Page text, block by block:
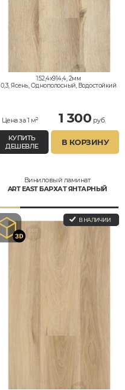
152,4x914,4, 2мм
0,3, Ясень, Однополосный, Водостойкий
Цена за 1 м² 1 300 руб.
КУПИТЬ
ДЕШЕВЛЕ
В КОРЗИНУ
Виниловый ламинат
ART EAST БАРХАТ ЯНТАРНЫЙ
В НАЛИЧИИ